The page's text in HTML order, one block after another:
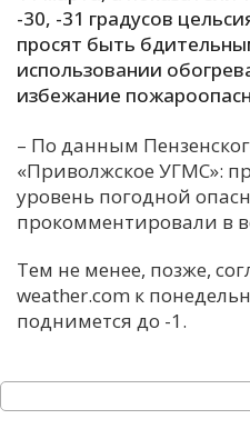
В
Е
И
К
-30, -31 градусов
просят быть
использовании
избежание
– По данным
«Приволжское УГМС»:
уровень погодной
прокомментировали в
Тем не менее, позже,
weather.com к
поднимется до -1.